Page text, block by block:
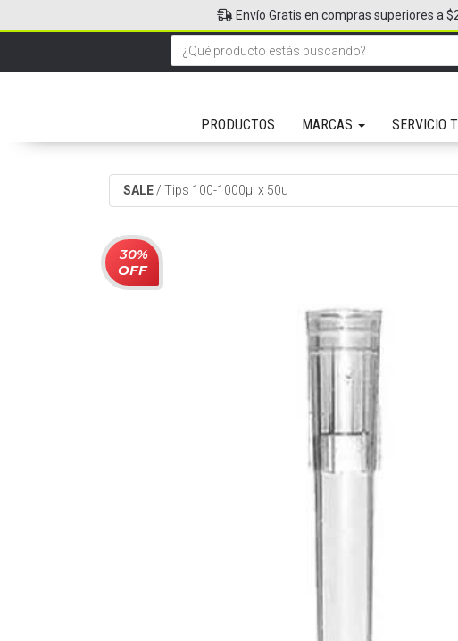
PRODUCTOS MARCAS SERVICIO
Envío Gratis en compras superiores a
SALE / Tips 100-1000µl x 50u
30%
OFF